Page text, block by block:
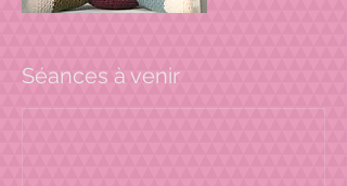
Séances à venir